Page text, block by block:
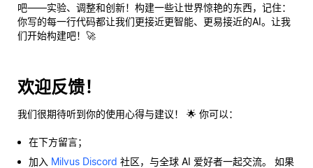
吧——实验、调整和创新！构建一些让世界惊艳的东西，记住：
你写的每一行代码都让我们更接近更智能、更易接近的AI。让我
们开始构建吧！🚀
欢迎反馈！
我们很期待听到你的使用心得与建议！ 🌟 你可以：
在下方留言；
加入 Milvus Discord 社区，与全球 AI 爱好者一起交流。 如果